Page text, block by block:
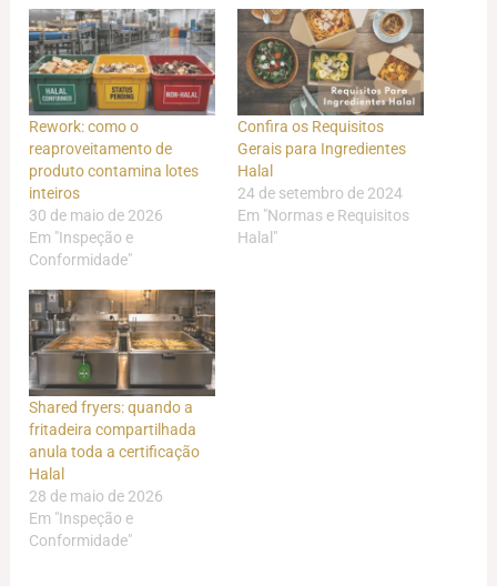
Rework: como o
reaproveitamento de
produto contamina lotes
inteiros
30 de maio de 2026
Em "Inspeção e
Conformidade"
Confira os Requisitos
Gerais para Ingredientes
Halal
24 de setembro de 2024
Em "Normas e Requisitos
Halal"
Shared fryers: quando a
fritadeira compartilhada
anula toda a certificação
Halal
28 de maio de 2026
Em "Inspeção e
Conformidade"